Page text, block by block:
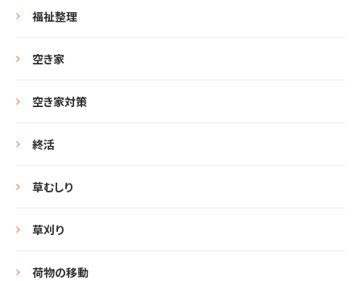
福祉整理
空き家
空き家対策
終活
草むしり
草刈り
荷物の移動